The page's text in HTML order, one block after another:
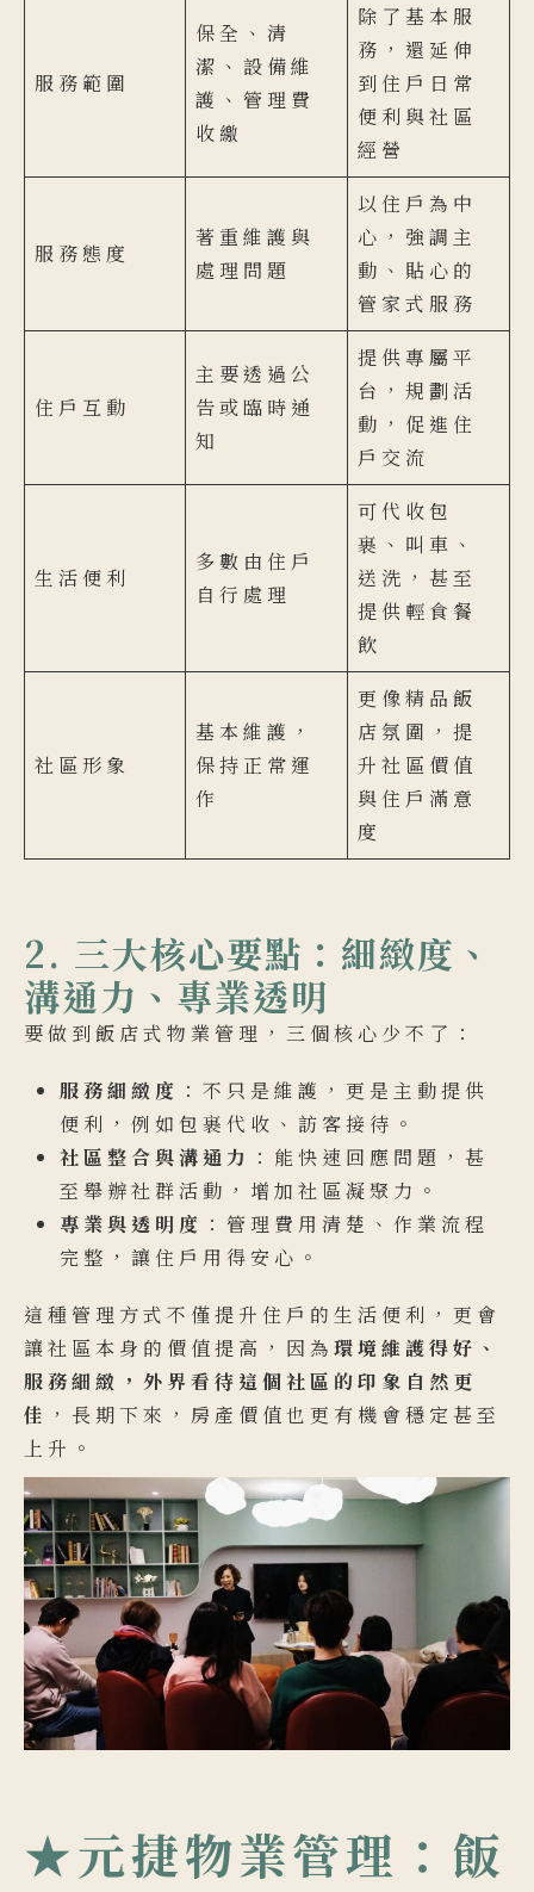
服務範圍
保全、清
潔、設備維
護、管理費
收繳
除了基本服
務，還延伸
到住戶日常
便利與社區
經營
服務態度
著重維護與
處理問題
以住戶為中
心，強調主
動、貼心的
管家式服務
住戶互動
主要透過公
告或臨時通
知
提供專屬平
台，規劃活
動，促進住
戶交流
生活便利
多數由住戶
自行處理
可代收包
裹、叫車、
送洗，甚至
提供輕食餐
飲
社區形象
基本維護，
保持正常運
作
更像精品飯
店氛圍，提
升社區價值
與住戶滿意
度
2. 三大核心要點：細緻度、
溝通力、專業透明
要做到飯店式物業管理，三個核心少不了：
服務細緻度 ：不只是維護，更是主動提供
便利，例如包裹代收、訪客接待。
社區整合與溝通力 ：能快速回應問題，甚
至舉辦社群活動，增加社區凝聚力。
專業與透明度 ：管理費用清楚、作業流程
完整，讓住戶用得安心。
這種管理方式不僅提升住戶的生活便利，更會
讓社區本身的價值提高，因為 環境維護得好、
服務細緻，外界看待這個社區的印象自然更
佳 ，長期下來，房產價值也更有機會穩定甚至
上升。
★元捷物業管理：飯